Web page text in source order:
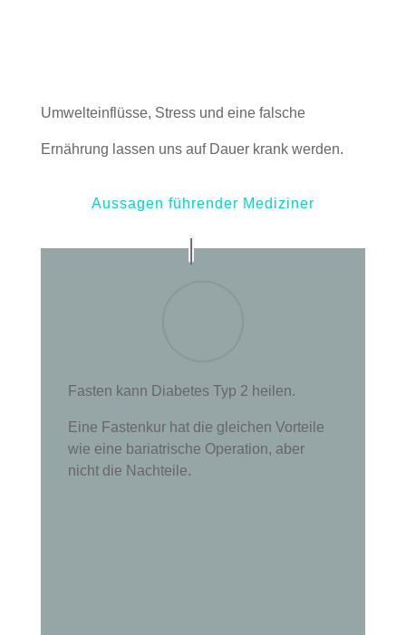
Umwelteinflüsse, Stress und eine falsche
Ernährung lassen uns auf Dauer krank werden.
Aussagen führender Mediziner
Fasten kann Diabetes Typ 2 heilen.
Eine Fastenkur hat die gleichen Vorteile
wie eine bariatrische Operation, aber
nicht die Nachteile.